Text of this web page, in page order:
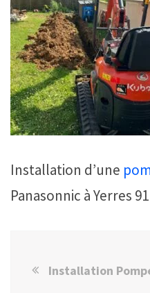
Installation d’une
Panasonnic à Yerres 91